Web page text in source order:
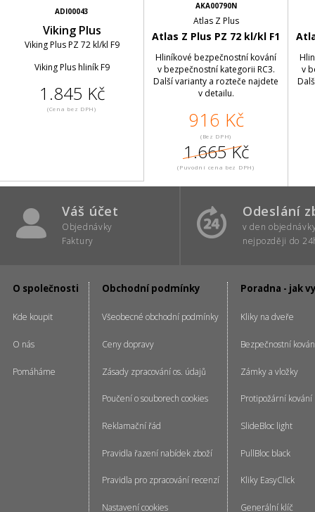
ADI00043
Viking Plus
Viking Plus PZ 72 kl/kl F9
Viking Plus hliník F9
1.845 Kč
(Cena bez DPH)
AKA00790N
Atlas Z Plus
Atlas Z Plus PZ 72 kl/kl F1
Hliníkové bezpečnostní kování
v bezpečnostní kategorii RC3.
Další varianty a rozteče najdete
v detailu.
916 Kč
(Bez DPH)
1.665 Kč
(Puvodní cena bez DPH)
v
Váš účet
Objednávky
Faktury
Odeslání
v den
nejpozději do
O společnosti
Kde koupit
O nás
Pomáháme
Obchodní podmínky
Všeobecné obchodní podmínky
Ceny dopravy
Zásady zpracování os. údajů
Poučení o souborech cookies
Reklamační řád
Pravidla řazení nabídek zboží
Pravidla pro zpracování recenzí
Nastavení cookies
Poradna - jak
Kliky na dveře
Bezpečnostní
Zámky a vložky
Protipožární kování
SlideBloc light
PullBloc black
Kliky EasyClick
Generální klíč